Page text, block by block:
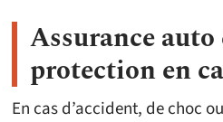
Assurance
protection en
En cas d’accident, de choc